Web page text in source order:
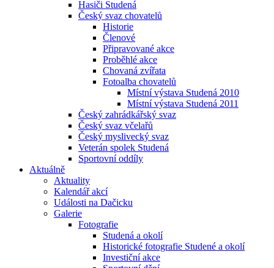
Hasiči Studená
Český svaz chovatelů
Historie
Členové
Připravované akce
Proběhlé akce
Chovaná zvířata
Fotoalba chovatelů
Místní výstava Studená 2010
Místní výstava Studená 2011
Český zahrádkářský svaz
Český svaz včelařů
Český myslivecký svaz
Veterán spolek Studená
Sportovní oddíly
Aktuálně
Aktuality
Kalendář akcí
Události na Dačicku
Galerie
Fotografie
Studená a okolí
Historické fotografie Studené a okolí
Investiční akce